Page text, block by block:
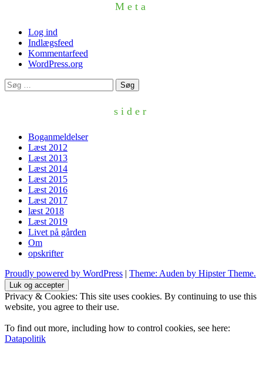
Meta
Log ind
Indlægsfeed
Kommentarfeed
WordPress.org
Søg
efter:
sider
Boganmeldelser
Læst 2012
Læst 2013
Læst 2014
Læst 2015
Læst 2016
Læst 2017
læst 2018
Læst 2019
Livet på gården
Om
opskrifter
Proudly powered by WordPress | Theme: Auden by Hipster Theme.
Privacy & Cookies: This site uses cookies. By continuing to use this
website, you agree to their use.
To find out more, including how to control cookies, see here:
Datapolitik